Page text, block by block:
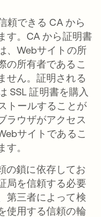
頼できる CA から
す。CA から証明書
、Webサイトの所
の所有者であるこ
せん。証明される
SSL 証明書を購入
トールすることが
ラウザがアクセス
サイトであるこ
。
の鎖に依存してお
局を信頼する必要
第三者によって検
使用する信頼の輪